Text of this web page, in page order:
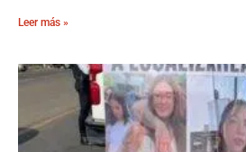
Leer más »